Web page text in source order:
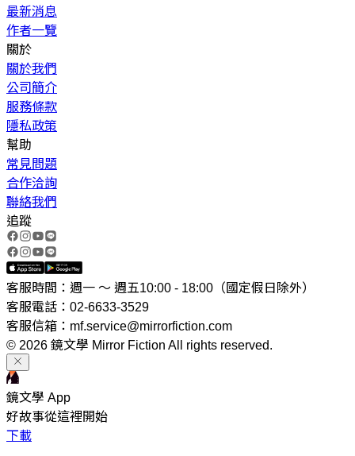
最新消息
作者一覽
關於
關於我們
公司簡介
服務條款
隱私政策
幫助
常見問題
合作洽詢
聯絡我們
追蹤
客服時間：週一 ～ 週五10:00 - 18:00（國定假日除外）
客服電話：02-6633-3529
客服信箱：mf.service@mirrorfiction.com
© 2026 鏡文學 Mirror Fiction All rights reserved.
鏡文學 App
好故事從這裡開始
下載